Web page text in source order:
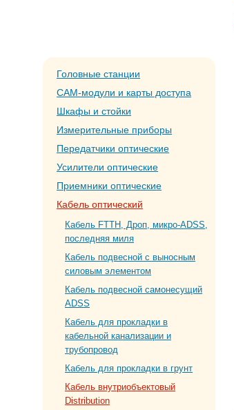
Головные станции
CAM-модули и карты доступа
Шкафы и стойки
Измерительные приборы
Передатчики оптические
Усилители оптические
Приемники оптические
Кабель оптический
Кабель FTTH, Дроп, микро-ADSS,
последняя миля
Кабель подвесной с выносным
силовым элементом
Кабель подвесной самонесущий
ADSS
Кабель для прокладки в
кабельной канализации и
трубопровод
Кабель для прокладки в грунт
Кабель внутриобъектовый
Distribution